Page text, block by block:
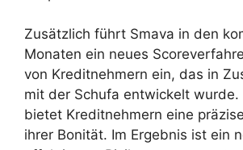
Zusätzlich führt Smava in den
Monaten ein neues
von Kreditnehmern ein, das in
mit der Schufa entwickelt wurde.
bietet Kreditnehmern eine
ihrer Bonität. Im Ergebnis ist ein